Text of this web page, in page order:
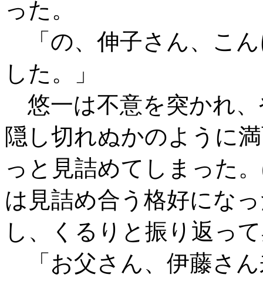
った。
「の、伸子さん、こ
した。」
悠一は不意を突かれ
隠し切れぬかのように
っと見詰めてしまった
は見詰め合う格好にな
し、くるりと振り返っ
「お父さん、伊藤さ